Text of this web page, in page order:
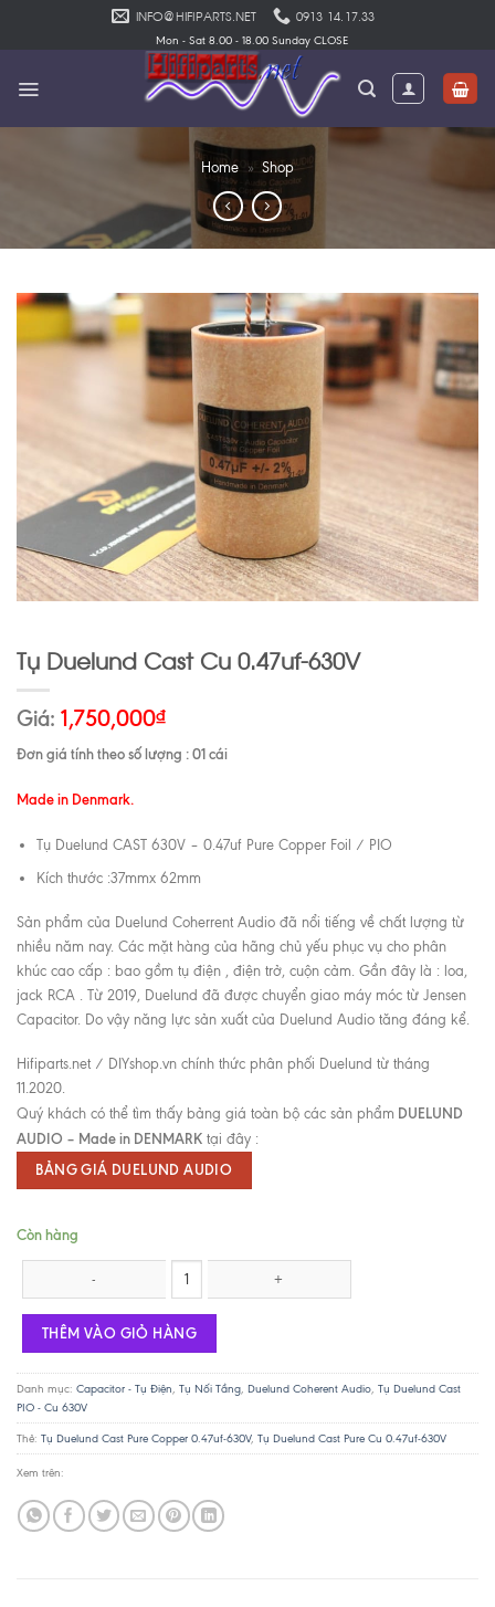
INFO@HIFIPARTS.NET 0913 14.17.33
Mon - Sat 8.00 - 18.00 Sunday CLOSE
Home » Shop
Tụ Duelund Cast Cu 0.47uf-630V
Giá: 1,750,000₫
Đơn giá tính theo số lượng : 01 cái
Made in Denmark.
Tụ Duelund CAST 630V – 0.47uf Pure Copper Foil / PIO
Kích thước :37mmx 62mm
Sản phẩm của Duelund Coherrent Audio đã nổi tiếng về chất lượng từ
nhiều năm nay. Các mặt hàng của hãng chủ yếu phục vụ cho phân
khúc cao cấp : bao gồm tụ điện , điện trở, cuộn cảm. Gần đây là : loa,
jack RCA . Từ 2019, Duelund đã được chuyển giao máy móc từ Jensen
Capacitor. Do vậy năng lực sản xuất của Duelund Audio tăng đáng kể.
Hifiparts.net / DIYshop.vn chính thức phân phối Duelund từ tháng
11.2020.
Quý khách có thể tìm thấy bảng giá toàn bộ các sản phẩm DUELUND
AUDIO – Made in DENMARK tại đây :
BẢNG GIÁ DUELUND AUDIO
Còn hàng
Tụ Duelund Cast Cu 0.47uf-630V số lượng
THÊM VÀO GIỎ HÀNG
Danh mục: Capacitor - Tụ Điện, Tụ Nối Tầng, Duelund Coherent Audio, Tụ Duelund Cast
PIO - Cu 630V
Thẻ: Tụ Duelund Cast Pure Copper 0.47uf-630V, Tụ Duelund Cast Pure Cu 0.47uf-630V
Xem trên: